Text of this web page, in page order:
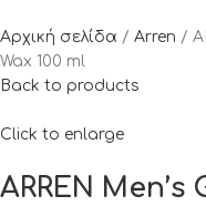
Αρχική σελίδα Arren
Wax 100 ml
Back to products
Click to enlarge
ARREN